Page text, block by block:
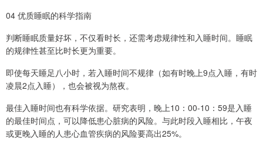
04 优质睡眠的科学指南
判断睡眠质量好坏，不仅看时长，还需考虑规律性和入睡时间。睡眠
的规律性甚至比时长更为重要。
即使每天睡足八小时，若入睡时间不规律（如有时晚上9点入睡，有时
凌晨2点入睡），也会被视为熬夜。
最佳入睡时间也有科学依据。研究表明，晚上10：00-10：59是入睡
的最佳时间点，可以降低患心脏病的风险。与此时段入睡相比，午夜
或更晚入睡的人患心血管疾病的风险要高出25%。